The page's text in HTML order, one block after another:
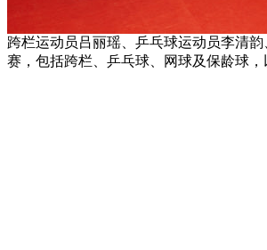
跨栏运动员吕丽瑶、乒乓球运动员李清
赛，包括跨栏、乒乓球、网球及保龄球